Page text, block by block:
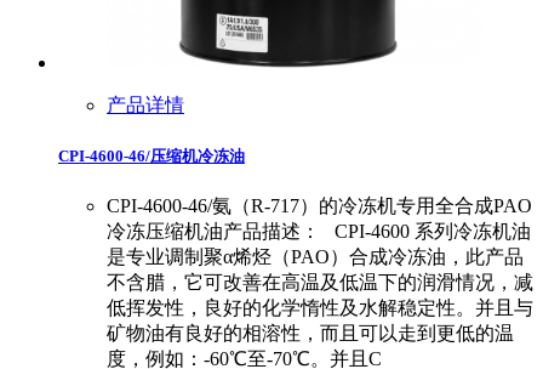
产品详情
CPI-4600-46/压缩机冷冻油
CPI-4600-46/氨（R-717）的冷冻机专用全合成PAO
冷冻压缩机油产品描述： CPI-4600 系列冷冻机油
是专业调制聚α烯烃（PAO）合成冷冻油，此产品
不含腊，它可改善在高温及低温下的润滑情况，减
低挥发性，良好的化学惰性及水解稳定性。并且与
矿物油有良好的相溶性，而且可以走到更低的温
度，例如：-60℃至-70℃。并且C